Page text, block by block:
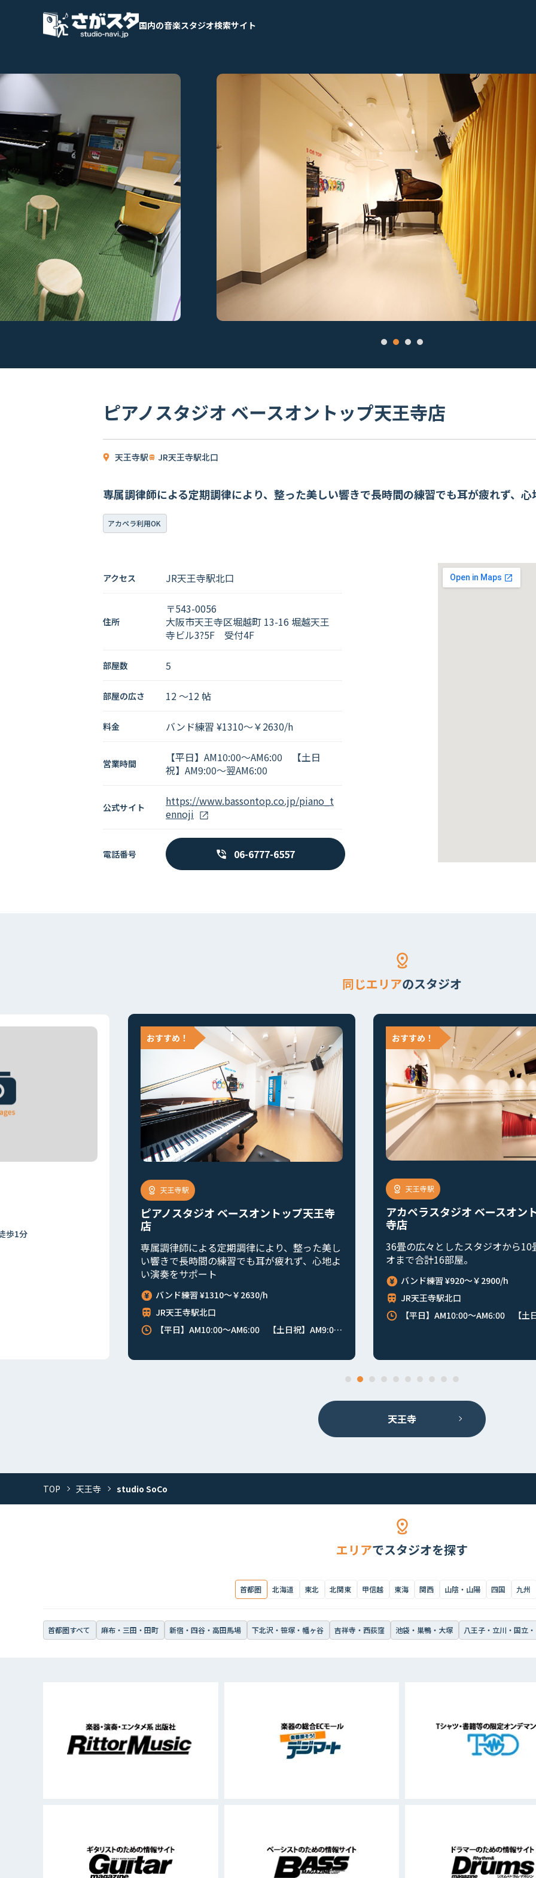
国内の音楽スタジオ検索サイト
ピアノスタジオ ベースオントップ天王寺店
天王寺駅 JR天王寺駅北口
専属調律師による定期調律により、整った美しい響きで長時間の練習でも耳が疲れず、
アカペラ利用OK
アクセス JR天王寺駅北口
住所
〒543-0056
大阪市天王寺区堀越町 13-16 堀越天王
寺ビル3?5F 受付4F
部屋数 5
部屋の広さ 12 〜12 帖
料金 バンド練習 ¥1310～￥2630/h
営業時間
【平日】AM10:00～AM6:00 【土日
祝】AM9:00～翌AM6:00
公式サイト
https://www.bassontop.co.jp/piano_t
ennoji
電話番号 06-6777-6557
同じエリアのスタジオ
天王寺駅
アカペラスタジオ ベースオントップ天王
36畳の広々としたスタジオから10畳のスタジ
オまで合計16部屋。
バンド練習 ¥920～￥2900/h
JR天王寺駅北口
【平日】AM10:00～AM6:00 【土日祝】AM9:00～AM6:00
天王寺店
ピアノレコーディングスタ
ントップ 天王寺店
バンド練習 ¥9640～￥9640/h
JR天王寺駅
平日10:00～22:00、土日祝9:00
天王寺
TOP 天王寺 studio SoCo
エリアでスタジオを探す
首都圏 北海道 東北 北関東 甲信越 東海 関西 山陰・山陽 四国 九州
首都圏すべて 麻布・三田・田町 新宿・四谷・高田馬場 下北沢・笹塚・幡ヶ谷 吉祥寺・西荻窪 池袋・巣鴨・大塚 八王子・立川・国立